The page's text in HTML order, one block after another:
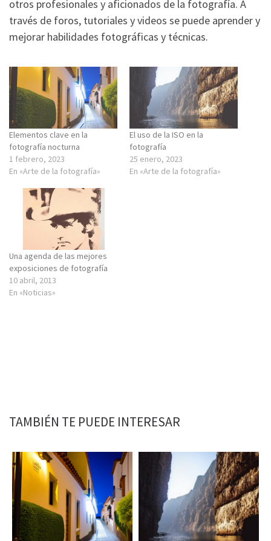
otros profesionales y aficionados de la fotografía. A
través de foros, tutoriales y videos se puede aprender y
mejorar habilidades fotográficas y técnicas.
Elementos clave en la
fotografía nocturna
1 febrero, 2023
En «Arte de la fotografía»
El uso de la ISO en la
fotografía
25 enero, 2023
En «Arte de la fotografía»
Una agenda de las mejores
exposiciones de fotografía
10 abril, 2013
En «Noticias»
TAMBIÉN TE PUEDE INTERESAR